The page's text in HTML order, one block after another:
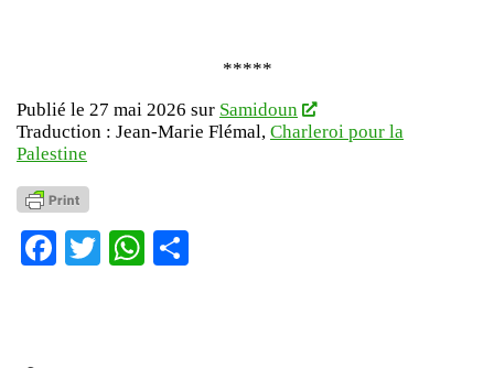
*****
Publié le 27 mai 2026 sur Samidoun
Traduction : Jean-Marie Flémal, Charleroi pour la
Palestine
Facebook
TwitterWhatsApp